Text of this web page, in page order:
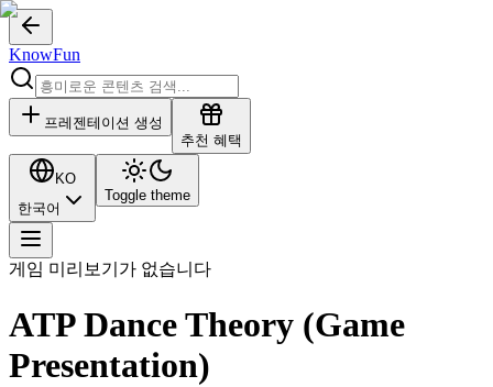
KnowFun
프레젠테이션 생성
추천 혜택
KO
한국어
Toggle theme
게임 미리보기가 없습니다
ATP Dance Theory (Game
Presentation)